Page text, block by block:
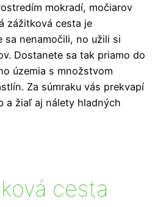
mokradí, močiarov
zážitková cesta je
sa nenamočili, no užili si
Dostanete sa tak priamo do
územia s množstvom
Za súmraku vás prekvapí
a žiaľ aj nálety hladných
cesta